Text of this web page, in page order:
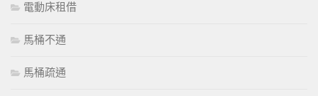
電動床租借
馬桶不通
馬桶疏通